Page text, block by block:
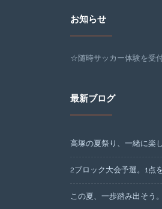
お知らせ
☆随時サッカー体験を受
最新ブログ
高塚の夏祭り、一緒に楽
2ブロック大会予選。1点
この夏、一歩踏み出そう